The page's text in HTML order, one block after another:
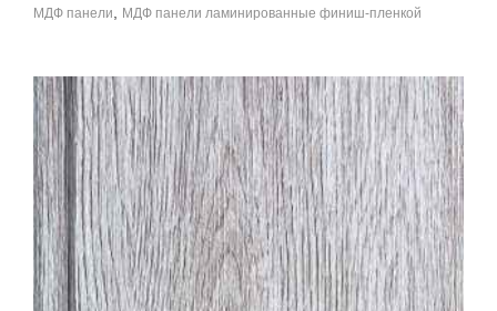
МДФ панели МДФ панели ламинированные финиш-пленкой